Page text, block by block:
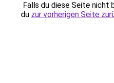
Falls du diese Seite nicht
du zur vorherigen Seite